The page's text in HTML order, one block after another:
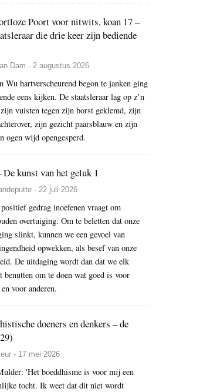
Poort voor nitwits, koan 17 –
die drie keer zijn bediende
Dam - 2 augustus 2026
Wu hartverscheurend begon te janken ging
eens kijken. De staatsleraar lag op z’n
vuisten tegen zijn borst geklemd, zijn
zijn gezicht paarsblauw en zijn
ogen wijd opengesperd.
kunst van het geluk 1
- 22 juli 2026
gedrag inoefenen vraagt om
overtuiging. Om te beletten dat onze
slinkt, kunnen we een gevoel van
opwekken, als besef van onze
De uitdaging wordt dan dat we elk
benutten om te doen wat goed is voor
voor anderen.
doeners en denkers – de
- 17 mei 2026
'Het boeddhisme is voor mij een
tocht. Ik weet dat dit niet wordt